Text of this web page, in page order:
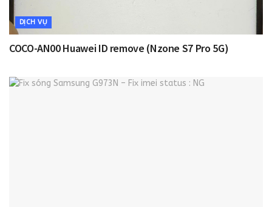
DỊCH VỤ
COCO-AN00 Huawei ID remove (Nzone S7 Pro 5G)